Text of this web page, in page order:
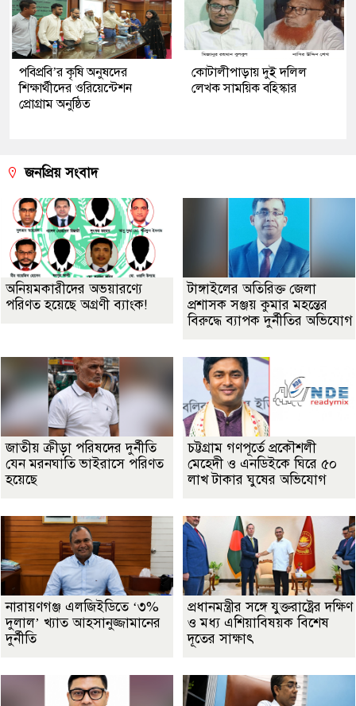
পবিপ্রবি’র কৃষি অনুষদের
শিক্ষার্থীদের ওরিয়েন্টেশন
প্রোগ্রাম অনুষ্ঠিত
কোটালীপাড়ায় দুই দলিল
লেখক সাময়িক বহিস্কার
জনপ্রিয় সংবাদ
অনিয়মকারীদের অভয়ারণ্যে
পরিণত হয়েছে অগ্রণী ব্যাংক!
টাঙ্গাইলের অতিরিক্ত জেলা
প্রশাসক সঞ্জয় কুমার মহন্তের
বিরুদ্ধে ব্যাপক দুর্নীতির অভিযোগ
জাতীয় ক্রীড়া পরিষদের দুর্নীতি
যেন মরনঘাতি ভাইরাসে পরিণত
হয়েছে
চট্টগ্রাম গণপূর্তে প্রকৌশলী
মেহেদী ও এনডিইকে ঘিরে ৫০
লাখ টাকার ঘুষের অভিযোগ
নারায়ণগঞ্জ এলজিইডিতে ‘৩%
দুলাল’ খ্যাত আহসানুজ্জামানের
দুর্নীতি
প্রধানমন্ত্রীর সঙ্গে যুক্তরাষ্ট্রের দক্ষিণ
ও মধ্য এশিয়াবিষয়ক বিশেষ
দূতের সাক্ষাৎ